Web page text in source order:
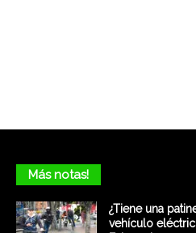
Más notas!
¿Tiene una
vehículo